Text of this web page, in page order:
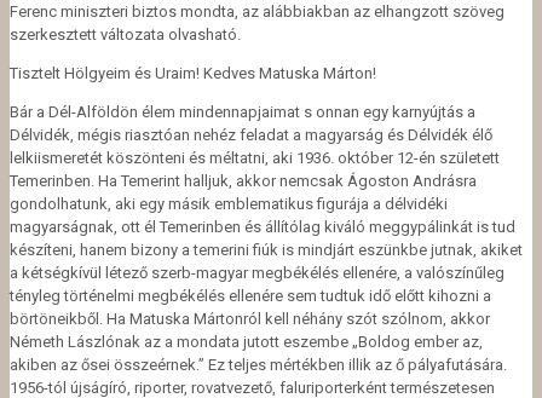
Ferenc miniszteri biztos mondta, az alábbiakban az elhangzott szöveg
szerkesztett változata olvasható.
Tisztelt Hölgyeim és Uraim! Kedves Matuska Márton!
Bár a Dél-Alföldön élem mindennapjaimat s onnan egy karnyújtás a
Délvidék, mégis riasztóan nehéz feladat a magyarság és Délvidék élő
lelkiismeretét köszönteni és méltatni, aki 1936. október 12-én született
Temerinben. Ha Temerint halljuk, akkor nemcsak Ágoston Andrásra
gondolhatunk, aki egy másik emblematikus figurája a délvidéki
magyarságnak, ott él Temerinben és állítólag kiváló meggypálinkát is tud
készíteni, hanem bizony a temerini fiúk is mindjárt eszünkbe jutnak, akiket
a kétségkívül létező szerb-magyar megbékélés ellenére, a valószínűleg
tényleg történelmi megbékélés ellenére sem tudtuk idő előtt kihozni a
börtöneikből. Ha Matuska Mártonról kell néhány szót szólnom, akkor
Németh Lászlónak az a mondata jutott eszembe „Boldog ember az,
akiben az ősei összeérnek.” Ez teljes mértékben illik az ő pályafutására.
1956-tól újságíró, riporter, rovatvezető, faluriporterként természetesen